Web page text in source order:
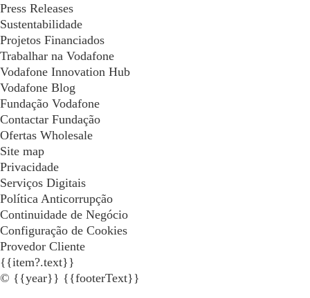
Press Releases
Sustentabilidade
Projetos Financiados
Trabalhar na Vodafone
Vodafone Innovation Hub
Vodafone Blog
Fundação Vodafone
Contactar Fundação
Ofertas Wholesale
Site map
Privacidade
Serviços Digitais
Política Anticorrupção
Continuidade de Negócio
Configuração de Cookies
Provedor Cliente
{{item?.text}}
© {{year}} {{footerText}}